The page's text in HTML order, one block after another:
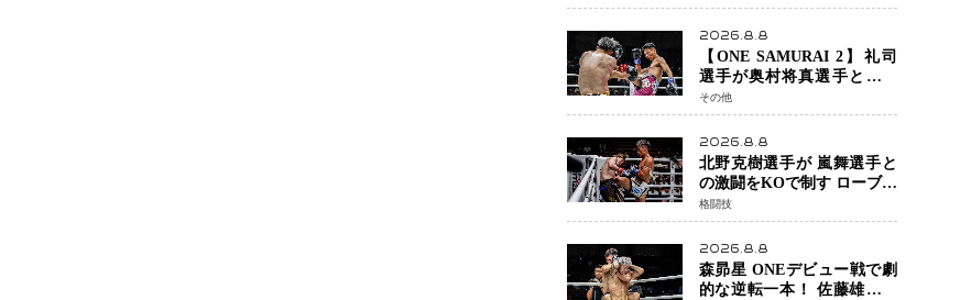
り判定勝利
2026.8.8
【ONE SAMURAI 2】礼司
選手が奥村将真選手との接
戦を制す カウンターと正確
な打撃で判定勝利
その他
2026.8.8
北野克樹選手が 嵐舞選手と
の激闘をKOで制す ローブロ
ーが相次ぐ波乱の展開…涙
の勝利「生まれてくる娘の
ために750万円を使いたい」
格闘技
2026.8.8
森昴星 ONEデビュー戦で劇
的な逆転一本！ 佐藤雄介の